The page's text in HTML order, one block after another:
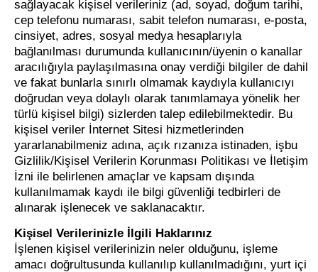
sağlayacak kişisel verileriniz (ad, soyad, doğum tarihi,
cep telefonu numarası, sabit telefon numarası, e-posta,
cinsiyet, adres, sosyal medya hesaplarıyla
bağlanılması durumunda kullanıcının/üyenin o kanallar
aracılığıyla paylaşılmasına onay verdiği bilgiler de dahil
ve fakat bunlarla sınırlı olmamak kaydıyla kullanıcıyı
doğrudan veya dolaylı olarak tanımlamaya yönelik her
türlü kişisel bilgi) sizlerden talep edilebilmektedir. Bu
kişisel veriler İnternet Sitesi hizmetlerinden
yararlanabilmeniz adına, açık rızanıza istinaden, işbu
Gizlilik/Kişisel Verilerin Korunması Politikası ve İletişim
İzni ile belirlenen amaçlar ve kapsam dışında
kullanılmamak kaydı ile bilgi güvenliği tedbirleri de
alınarak işlenecek ve saklanacaktır.
Kişisel Verilerinizle İlgili Haklarınız
İşlenen kişisel verilerinizin neler olduğunu, işleme
amacı doğrultusunda kullanılıp kullanılmadığını, yurt içi